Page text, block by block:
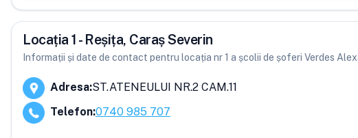
Locația 1 - Reșița, Caraș Severin
Informații și date de contact pentru locația nr 1 a școlii de șoferi Verdes
Adresa:ST.ATENEULUI NR.2 CAM.11
Telefon:0740 985 707